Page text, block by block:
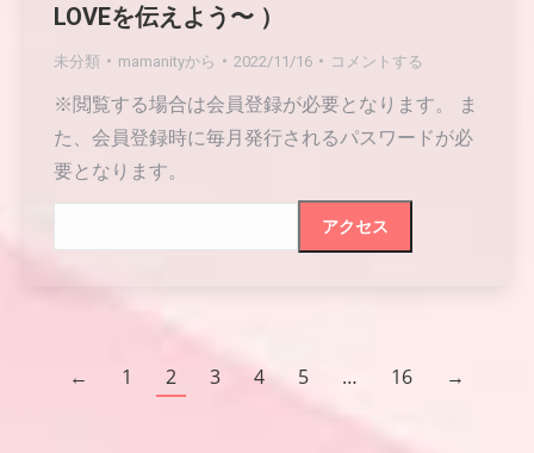
LOVEを伝えよう〜 ）
未分類 mamanityから 2022/11/16 コメントする
※閲覧する場合は会員登録が必要となります。 ま
た、会員登録時に毎月発行されるパスワードが必
要となります。
← 1 2 3 4 5 … 16 →